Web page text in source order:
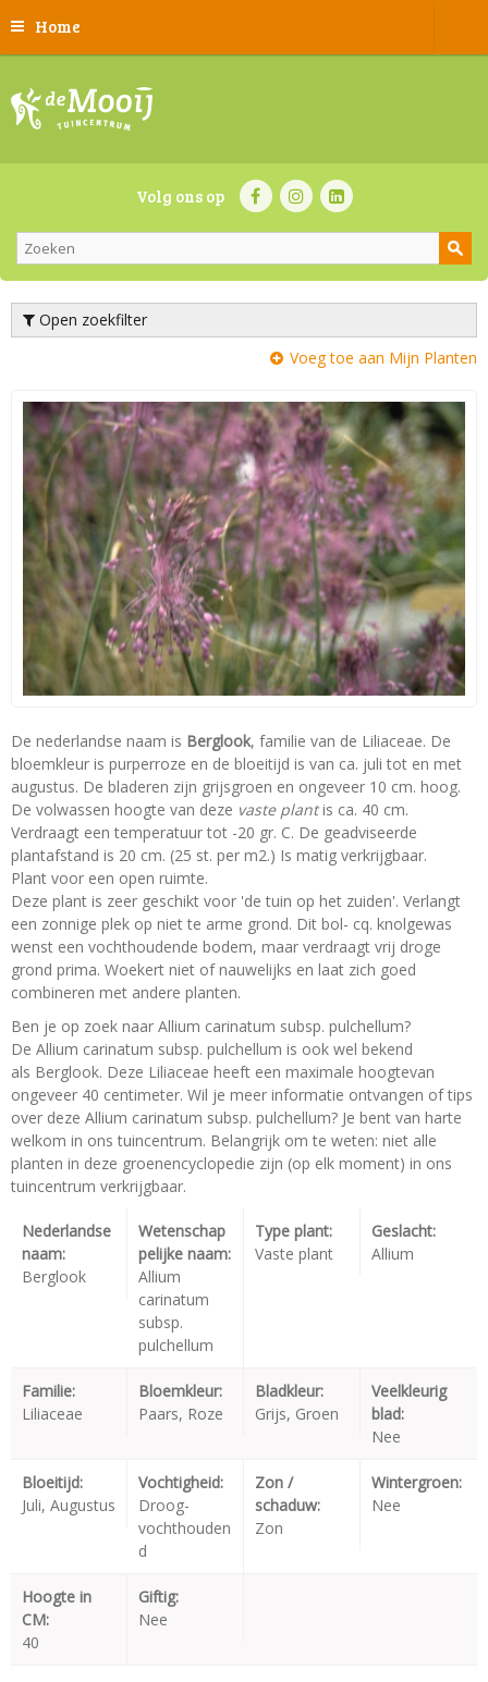
Home
Volg ons op
Open zoekfilter
Voeg toe aan Mijn Planten
De nederlandse naam is Berglook, familie van de Liliaceae. De
bloemkleur is purperroze en de bloeitijd is van ca. juli tot en met
augustus. De bladeren zijn grijsgroen en ongeveer 10 cm. hoog.
De volwassen hoogte van deze vaste plantis ca. 40 cm.
Verdraagt een temperatuur tot -20 gr. C. De geadviseerde
plantafstand is 20 cm. (25 st. per m2.) Is matig verkrijgbaar.
Plant voor een open ruimte.
Deze plant is zeer geschikt voor 'de tuin op het zuiden'. Verlangt
een zonnige plek op niet te arme grond. Dit bol- cq. knolgewas
wenst een vochthoudende bodem, maar verdraagt vrij droge
grond prima. Woekert niet of nauwelijks en laat zich goed
combineren met andere planten.
Ben je op zoek naar Allium carinatum subsp. pulchellum?
De Allium carinatum subsp. pulchellum is ook wel bekend
als Berglook. Deze Liliaceae heeft een maximale hoogtevan
ongeveer 40 centimeter. Wil je meer informatie ontvangen of tips
over deze Allium carinatum subsp. pulchellum? Je bent van harte
welkom in ons tuincentrum. Belangrijk om te weten: niet alle
planten in deze groenencyclopedie zijn (op elk moment) in ons
tuincentrum verkrijgbaar.
Nederlandse
naam:
Berglook
Wetenschap
pelijke naam:
Allium
carinatum
subsp.
pulchellum
Type plant:
Vaste plant
Geslacht:
Allium
Familie:
Liliaceae
Bloemkleur:
Paars, Roze
Bladkleur:
Grijs, Groen
Veelkleurig
blad:
Nee
Bloeitijd:
Juli, Augustus
Vochtigheid:
Droog-
vochthouden
d
Zon /
schaduw:
Zon
Wintergroen:
Nee
Hoogte in
CM:
40
Giftig:
Nee